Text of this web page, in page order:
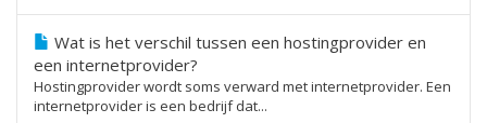
Wat is het verschil tussen een hostingprovider en
een internetprovider?
Hostingprovider wordt soms verward met internetprovider. Een
internetprovider is een bedrijf dat...